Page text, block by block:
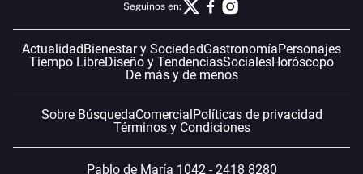
Seguinos en:
Actualidad Bienestar y SociedadGastronomíaPersonajes
Tiempo LibreDiseño y TendenciasSocialesHoróscopo
De más y de menos
Sobre BúsquedaComercial Políticas de privacidad
Términos y Condiciones
Pablo de María 1042 - 2418 8280